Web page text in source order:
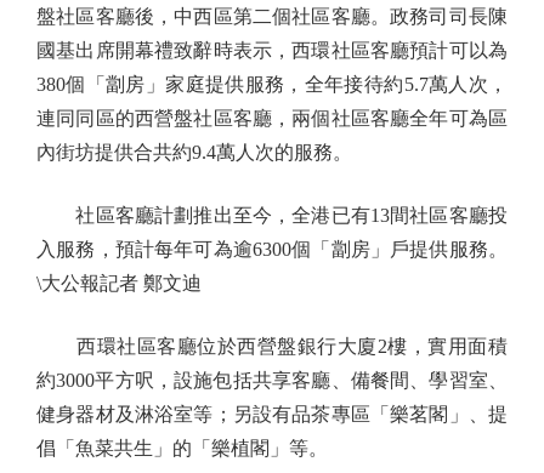
盤社區客廳後，中西區第二個社區客廳。政務司司長陳
國基出席開幕禮致辭時表示，西環社區客廳預計可以為
380個「劏房」家庭提供服務，全年接待約5.7萬人次，
連同同區的西營盤社區客廳，兩個社區客廳全年可為區
內街坊提供合共約9.4萬人次的服務。
社區客廳計劃推出至今，全港已有13間社區客廳投
入服務，預計每年可為逾6300個「劏房」戶提供服務。
\大公報記者 鄭文迪
西環社區客廳位於西營盤銀行大廈2樓，實用面積
約3000平方呎，設施包括共享客廳、備餐間、學習室、
健身器材及淋浴室等；另設有品茶專區「樂茗閣」、提
倡「魚菜共生」的「樂植閣」等。